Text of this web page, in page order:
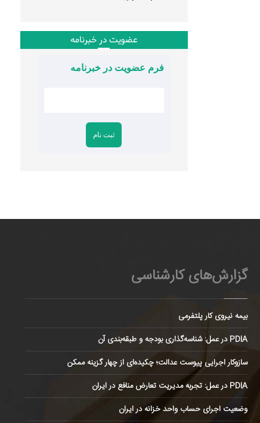
عضویت در خبرنامه
فرم عضویت در خبرنامه
گزارش‌های کارشناسی
بیمه نیروی کار پلتفرمی
PDIA در عمل: شناسه‌گذاری بودجه و طبقه‌بندی آن
سازوکار اجرایی پیوست عدالت؛ چکیده‌ای از چهار گزینه ممکن
PDIA در عمل: تجربه مدیریت تعارض منافع در ایران
وضعیت اجرای حساب واحد خزانه در ایران